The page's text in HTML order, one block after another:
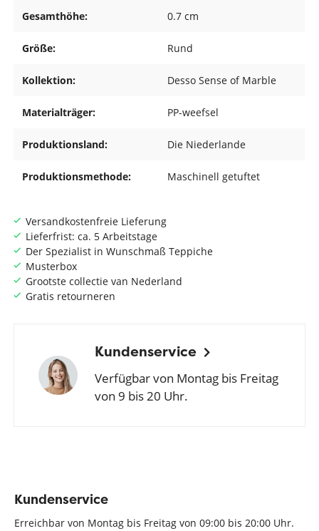
Versandkostenfreie Lieferung
Lieferfrist: ca. 5 Arbeitstage
Der Spezialist in Wunschmaß Teppiche
Musterbox
Grootste collectie van Nederland
Gratis retourneren
Kundenservice
Verfügbar von Montag bis Freitag
von 9 bis 20 Uhr.
Gesamthöhe: 0.7 cm
Größe: Rund
Kollektion: Desso Sense of Marble
Materialträger: PP-weefsel
Produktionsland: Die Niederlande
Produktionsmethode: Maschinell getuftet
Kundenservice
Erreichbar von Montag bis Freitag von 09:00 bis 20:00 Uhr.